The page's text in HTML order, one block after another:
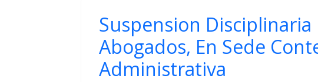
Suspension Disciplinaria
Abogados, En Sede
Administrativa